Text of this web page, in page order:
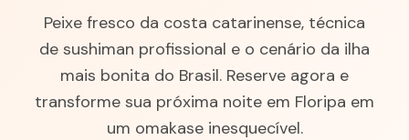
Peixe fresco da costa catarinense, técnica
de sushiman profissional e o cenário da ilha
mais bonita do Brasil. Reserve agora e
transforme sua próxima noite em Floripa em
um omakase inesquecível.